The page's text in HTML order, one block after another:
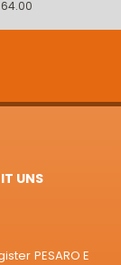
UNS
PESARO E